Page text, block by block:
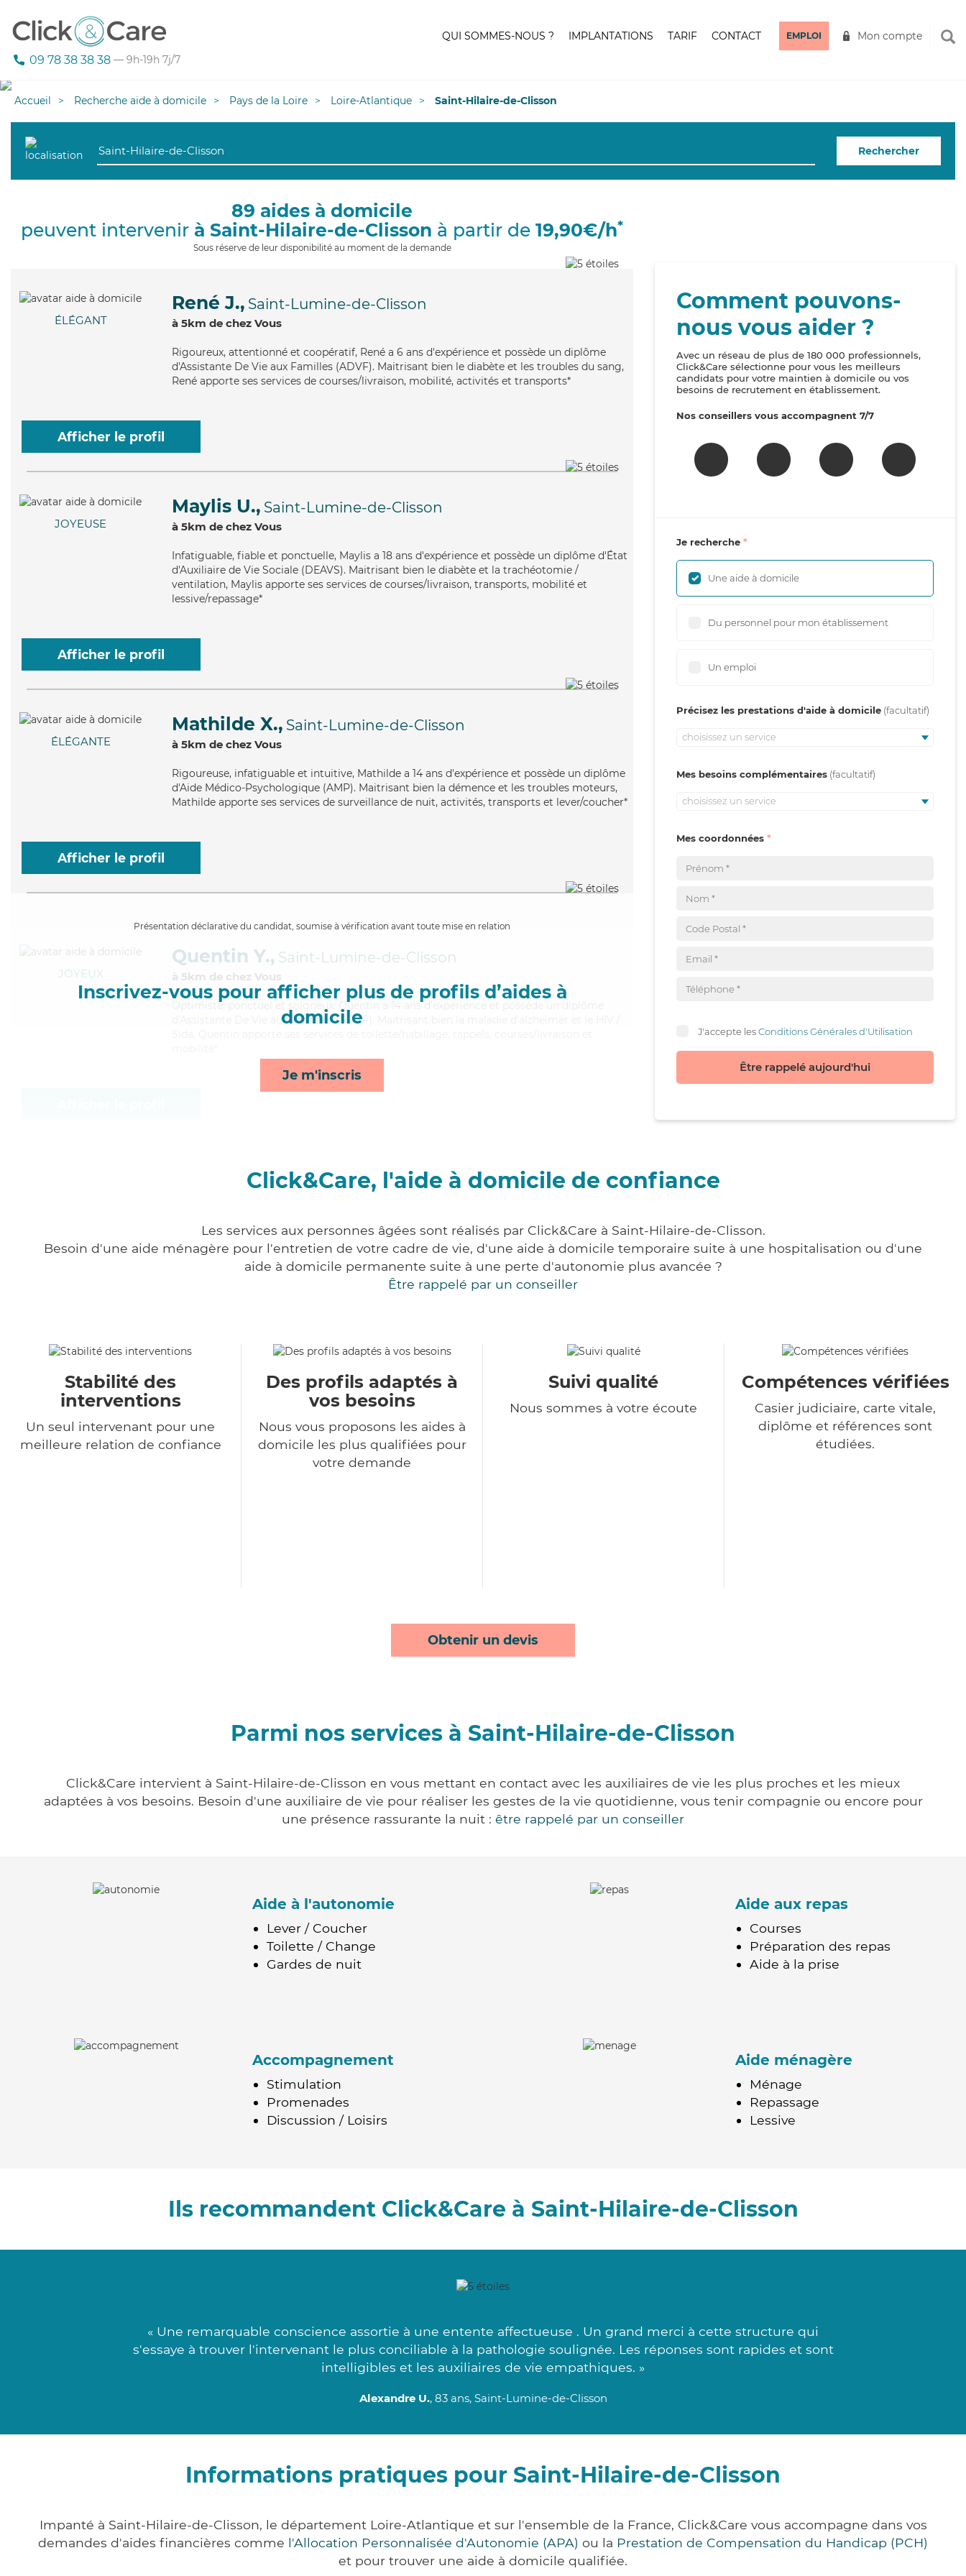
09 78 38 38 38 — 9h-19h 7j/7
QUI SOMMES-NOUS ? IMPLANTATIONS TARIF CONTACT EMPLOI Mon compte
Accueil Recherche aide à domicile Pays de la Loire Loire-Atlantique Saint-Hilaire-de-Clisson
Rechercher
89 aides à domicile
peuvent intervenir à Saint-Hilaire-de-Clisson à partir de 19,90€/h*
Sous réserve de leur disponibilité au moment de la demande
ÉLÉGANT
René J., Saint-Lumine-de-Clisson
à 5km de chez Vous
Rigoureux, attentionné et coopératif, René a 6 ans d'expérience et possède un diplôme
d'Assistante De Vie aux Familles (ADVF). Maitrisant bien le diabète et les troubles du sang,
René apporte ses services de courses/livraison, mobilité, activités et transports*
Afficher le profil
JOYEUSE
Maylis U., Saint-Lumine-de-Clisson
à 5km de chez Vous
Infatiguable, fiable et ponctuelle, Maylis a 18 ans d'expérience et possède un diplôme d'État
d'Auxiliaire de Vie Sociale (DEAVS). Maitrisant bien le diabète et la trachéotomie /
ventilation, Maylis apporte ses services de courses/livraison, transports, mobilité et
lessive/repassage*
Afficher le profil
ÉLÉGANTE
Mathilde X., Saint-Lumine-de-Clisson
à 5km de chez Vous
Rigoureuse, infatiguable et intuitive, Mathilde a 14 ans d'expérience et possède un diplôme
d'Aide Médico-Psychologique (AMP). Maitrisant bien la démence et les troubles moteurs,
Mathilde apporte ses services de surveillance de nuit, activités, transports et lever/coucher*
Afficher le profil
Présentation déclarative du candidat, soumise à vérification avant toute mise en relation
Inscrivez-vous pour afficher plus de profils d’aides à
domicile
Je m'inscris
JOYEUX
Quentin Y., Saint-Lumine-de-Clisson
à 5km de chez Vous
Optimiste , ponctuel et soigneux, Quentin a 14 ans d'expérience et possède un diplôme
d'Assistante De Vie aux Familles (ADVF). Maitrisant bien la maladie d'alzheimer et le HIV /
Comment pouvons-
nous vous aider ?
Avec un réseau de plus de 180 000 professionnels,
Click&Care sélectionne pour vous les meilleurs
candidats pour votre maintien à domicile ou vos
besoins de recrutement en établissement.
Nos conseillers vous accompagnent 7/7
Je recherche
Une aide à domicile
Du personnel pour mon établissement
Un emploi
Précisez les prestations d'aide à domicile
choisissez un service
Mes besoins complémentaires
choisissez un service
Mes coordonnées
J'accepte lesConditions Générales d'Utilisation
Être rappelé aujourd'hui
Click&Care, l'aide à domicile de confiance
Les services aux personnes âgées sont réalisés par Click&Care à Saint-Hilaire-de-Clisson.
Besoin d'une aide ménagère pour l'entretien de votre cadre de vie, d'une aide à domicile temporaire suite à une hospitalisation ou d'une
aide à domicile permanente suite à une perte d'autonomie plus avancée ?
Être rappelé par un conseiller
Stabilité des
interventions
Un seul intervenant pour une
meilleure relation de confiance
Des profils adaptés à
vos besoins
Nous vous proposons les aides à
domicile les plus qualifiées pour
votre demande
Suivi qualité
Nous sommes à votre écoute
Compétences vérifiées
Casier judiciaire, carte vitale,
diplôme et références sont
étudiées.
Obtenir un devis
Parmi nos services à Saint-Hilaire-de-Clisson
Click&Care intervient à Saint-Hilaire-de-Clisson en vous mettant en contact avec les auxiliaires de vie les plus proches et les mieux
adaptées à vos besoins. Besoin d'une auxiliaire de vie pour réaliser les gestes de la vie quotidienne, vous tenir compagnie ou encore pour
une présence rassurante la nuit : être rappelé par un conseiller
Aide à l'autonomie
Lever / Coucher
Toilette / Change
Gardes de nuit
Aide aux repas
Courses
Préparation des repas
Aide à la prise
Accompagnement
Stimulation
Promenades
Discussion / Loisirs
Aide ménagère
Ménage
Repassage
Lessive
Ils recommandent Click&Care à Saint-Hilaire-de-Clisson
« Une remarquable conscience assortie à une entente affectueuse . Un grand merci à cette structure qui
s'essaye à trouver l'intervenant le plus conciliable à la pathologie soulignée. Les réponses sont rapides et sont
intelligibles et les auxiliaires de vie empathiques. »
Alexandre U., 83 ans, Saint-Lumine-de-Clisson
Informations pratiques pour Saint-Hilaire-de-Clisson
Impanté à Saint-Hilaire-de-Clisson, le département Loire-Atlantique et sur l'ensemble de la France, Click&Care vous accompagne dans vos
demandes d'aides financières comme l'Allocation Personnalisée d'Autonomie (APA) ou la Prestation de Compensation du Handicap (PCH)
et pour trouver une aide à domicile qualifiée.